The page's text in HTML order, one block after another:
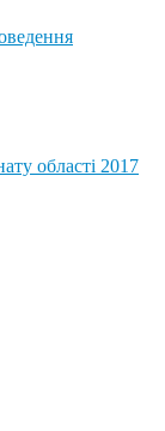
області 2017